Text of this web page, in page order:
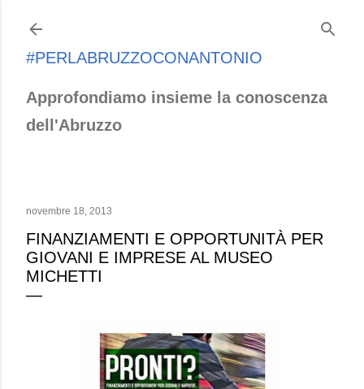
#PERLABRUZZOCONANTONIO
Approfondiamo insieme la conoscenza
dell'Abruzzo
novembre 18, 2013
FINANZIAMENTI E OPPORTUNITÀ PER
GIOVANI E IMPRESE AL MUSEO
MICHETTI